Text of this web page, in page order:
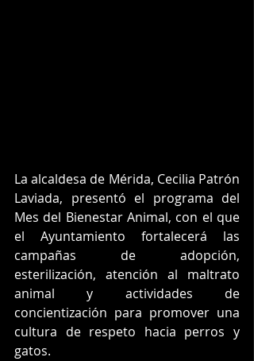
La alcaldesa de Mérida, Cecilia Patrón
Laviada, presentó el programa del
Mes del Bienestar Animal, con el que
el Ayuntamiento fortalecerá las
campañas de adopción,
esterilización, atención al maltrato
animal y actividades de
concientización para promover una
cultura de respeto hacia perros y
gatos.